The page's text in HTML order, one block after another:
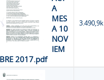
A
MES
A 10
NOV
IEM
BRE 2017.pdf
3.490,9k